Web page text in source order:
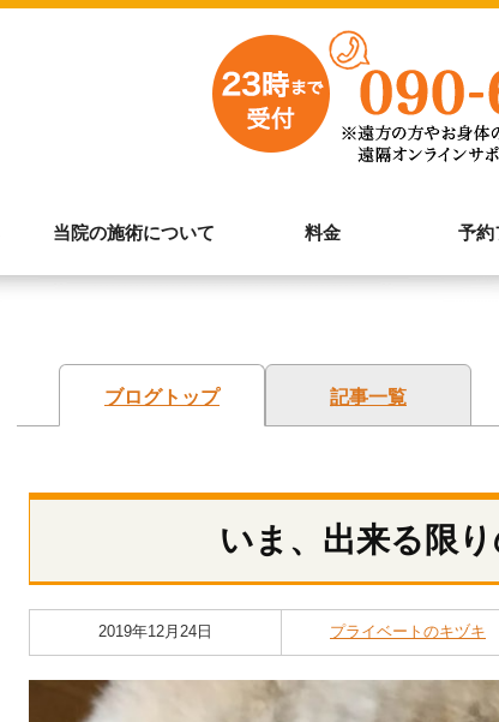
当院の施術について 料金 予約
ブログトップ 記事一覧
いま、出来る限
2019年12月24日 プライベートのキヅキ